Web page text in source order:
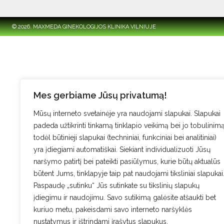
Mes gerbiame Jūsų privatumą!
Mūsų interneto svetainėje yra naudojami slapukai. Slapukai
padeda užtikrinti tinkamą tinklapio veikimą bei jo
todėl būtinieji slapukai (techniniai, funkciniai bei analitiniai)
yra įdiegiami automatiškai. Siekiant individualizuoti Jūsų
naršymo patirtį bei pateikti pasiūlymus, kurie būtų aktualūs
būtent Jums, tinklapyje taip pat naudojami tiksliniai slapukai.
Paspaudę „sutinku“ Jūs sutinkate su tikslinių slapukų
įdiegimu ir naudojimu. Savo sutikimą galėsite atšaukti bet
kuriuo metu, pakeisdami savo interneto naršyklės
nustatymus ir ištrindami įrašytus slapukus.
© 2026. MAXMEDA GINEKOLOGIJOS KLINIKA VILNIUJE